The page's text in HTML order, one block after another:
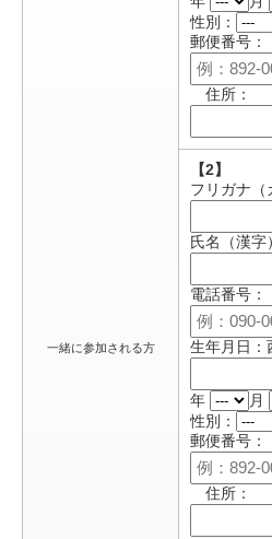
一緒に参加される方
性別：
郵便番号：
住所：
【2】
フリガナ（
氏名（漢字
電話番号：
生年月日：
年 月
性別：
郵便番号：
住所：